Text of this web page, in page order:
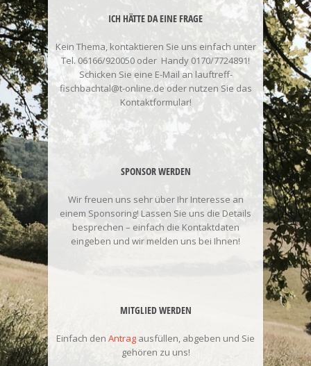
ICH HÄTTE DA EINE FRAGE
Kein Thema, kontaktieren Sie uns einfach unter
Tel. 06166/920050 oder Handy 0170/7724891!
Schicken Sie eine E-Mail an lauftreff-
fischbachtal@t-online.de oder nutzen Sie das
Kontaktformular!
SPONSOR WERDEN
Wir freuen uns sehr über Ihr Interesse an
einem Sponsoring! Lassen Sie uns die Details
besprechen – einfach die Kontaktdaten
eingeben und wir melden uns bei Ihnen!
MITGLIED WERDEN
Einfach den Antrag ausfüllen, abgeben und Sie
gehören zu uns!